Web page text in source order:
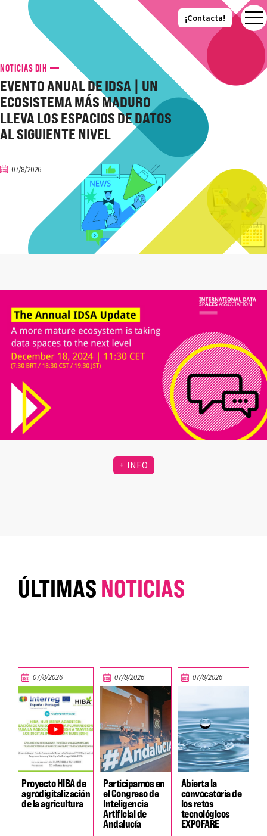
¡Contacta!
¡Contacta!
NOTICIAS DIH
EVENTO ANUAL DE IDSA | UN
ECOSISTEMA MÁS MADURO
LLEVA LOS ESPACIOS DE DATOS
AL SIGUIENTE NIVEL
07/8/2026
+ INFO
ÚLTIMAS NOTICIAS
07/8/2026
Proyecto HIBA de
agrodigitalización
de la agricultura
07/8/2026
Participamos en
el Congreso de
Inteligencia
Artificial de
Andalucía
07/8/2026
Abierta la
convocatoria de
los retos
tecnológicos
EXPOFARE